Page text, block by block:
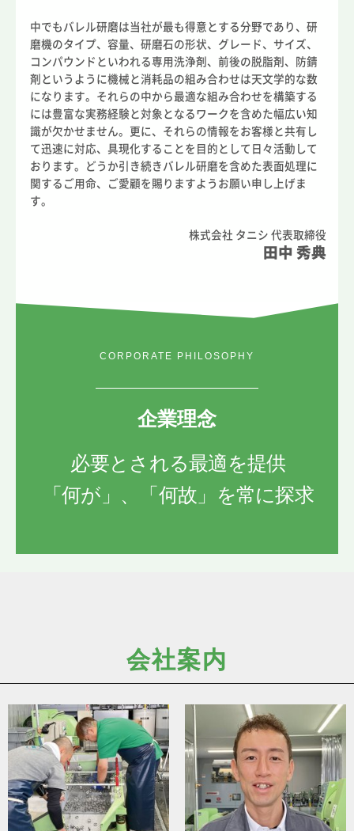
中でもバレル研磨は当社が最も得意とする分野であり、研
磨機のタイプ、容量、研磨石の形状、グレード、サイズ、
コンパウンドといわれる専用洗浄剤、前後の脱脂剤、防錆
剤というように機械と消耗品の組み合わせは天文学的な数
になります。それらの中から最適な組み合わせを構築する
には豊富な実務経験と対象となるワークを含めた幅広い知
識が欠かせません。更に、それらの情報をお客様と共有し
て迅速に対応、具現化することを目的として日々活動して
おります。どうか引き続きバレル研磨を含めた表面処理に
関するご用命、ご愛顧を賜りますようお願い申し上げま
す。
株式会社 タニシ 代表取締役
田中 秀典
CORPORATE PHILOSOPHY
企業理念
必要とされる最適を提供
「何が」、「何故」を常に探求
会社案内